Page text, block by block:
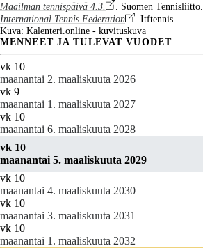
Maailman tennispäivä 4.3.
. Suomen Tennisliitto.
International Tennis Federation
. Itftennis.
Kuva: Kalenteri.online - kuvituskuva
MENNEET JA TULEVAT VUODET
vk 10
maanantai 2. maaliskuuta 2026
vk 9
maanantai 1. maaliskuuta 2027
vk 10
maanantai 6. maaliskuuta 2028
vk 10
maanantai 5. maaliskuuta 2029
vk 10
maanantai 4. maaliskuuta 2030
vk 10
maanantai 3. maaliskuuta 2031
vk 10
maanantai 1. maaliskuuta 2032